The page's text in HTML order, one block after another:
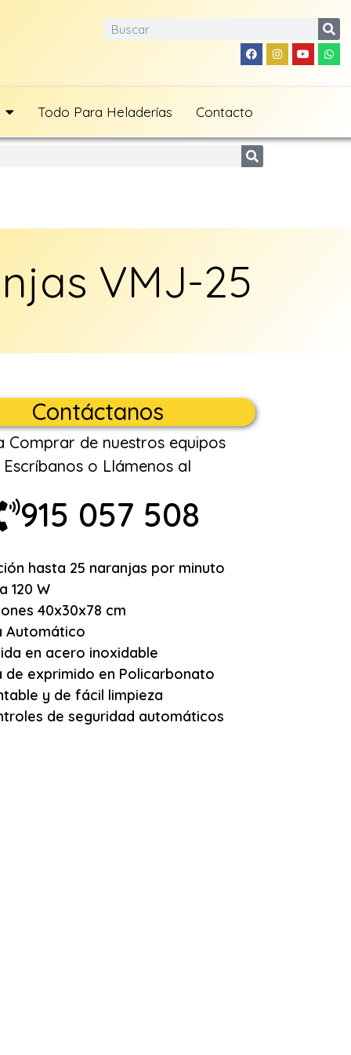
Todo Para Heladerías Contacto
VMJ-25
Contáctanos
Comprar de nuestros equipos
Escríbanos o Llámenos al
915 057 508
hasta 25 naranjas por minuto
120 W
40x30x78 cm
Automático
en acero inoxidable
de exprimido en Policarbonato
y de fácil limpieza
de seguridad automáticos